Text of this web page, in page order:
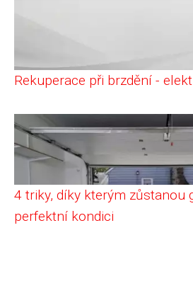
Rekuperace při brzdění -
4 triky, díky kterým zůstanou
perfektní kondici